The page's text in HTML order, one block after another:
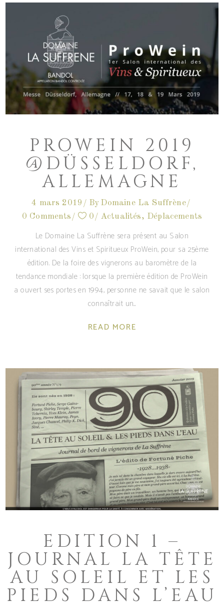
PROWEIN 2019
@DÜSSELDORF,
ALLEMAGNE
4 mars 2019 By Domaine La Suffrène
0 Comments
0 Actualités, Déplacements
Le Domaine La Suffrène sera présent au Salon
international des Vins et Spiritueux ProWein, pour sa 25ème
édition. De la foire des vignerons au baromètre de la
tendance mondiale : lorsque la première édition de ProWein
a ouvert ses portes en 1994, personne ne savait que le salon
connaîtrait un
READ MORE
EDITION 1 –
JOURNAL LA TÊTE
AU SOLEIL ET LES
PIEDS DANS L’EAU